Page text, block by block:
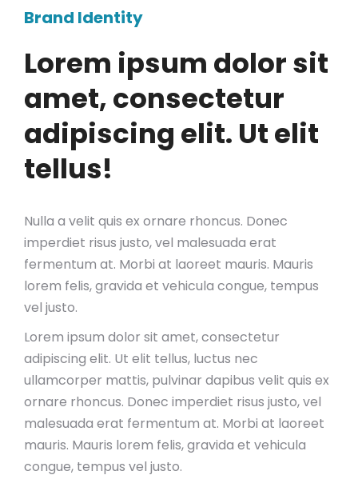
Brand Identity
Lorem ipsum dolor sit
amet, consectetur
adipiscing elit. Ut elit
tellus!
Nulla a velit quis ex ornare rhoncus. Donec
imperdiet risus justo, vel malesuada erat
fermentum at. Morbi at laoreet mauris. Mauris
lorem felis, gravida et vehicula congue, tempus
vel justo.
Lorem ipsum dolor sit amet, consectetur
adipiscing elit. Ut elit tellus, luctus nec
ullamcorper mattis, pulvinar dapibus velit quis ex
ornare rhoncus. Donec imperdiet risus justo, vel
malesuada erat fermentum at. Morbi at laoreet
mauris. Mauris lorem felis, gravida et vehicula
congue, tempus vel justo.